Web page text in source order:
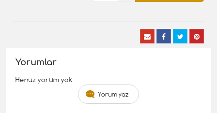
Yorumlar
Henüz yorum yok
Yorum yaz